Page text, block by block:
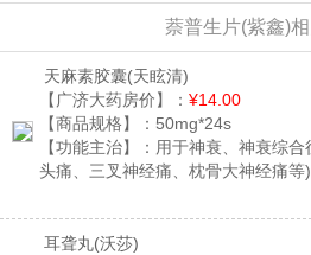
萘普生片(紫鑫)
天麻素胶囊(天眩清)
【广济大药房价】： ¥14.00
【商品规格】： 50mg*24s
【功能主治】： 用于神衰、神衰综
头痛、三叉神经痛、枕骨大神经痛等)
耳聋丸(沃莎)